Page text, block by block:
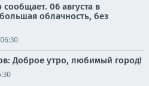
06 августа в
облачность, без
06:30
Доброе утро, любимый город!